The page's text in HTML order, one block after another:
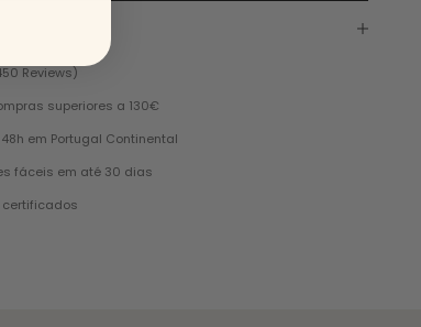
Reviews)
superiores a 130€
em Portugal Continental
fáceis em até 30 dias